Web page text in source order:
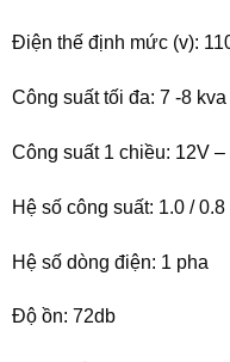
Điện thế định mức (v):
Công suất tối đa: 7 -8 kva
Công suất 1 chiều: 12V –
Hệ số công suất: 1.0 / 0.8
Hệ số dòng điện: 1 pha
Độ ồn: 72db